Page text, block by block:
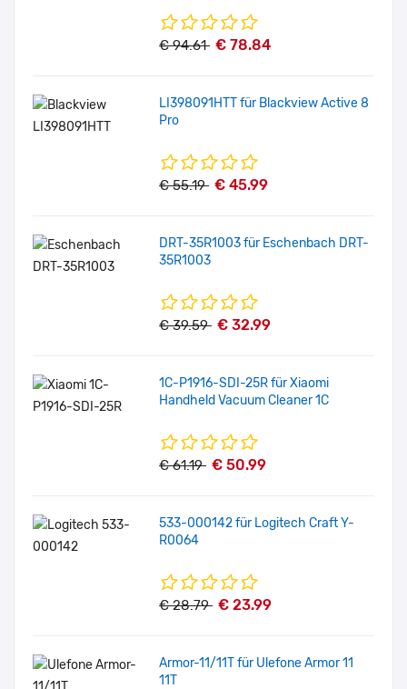
€ 94.61 € 78.84
LI398091HTT für Blackview Active 8
Pro
€ 55.19 € 45.99
DRT-35R1003 für Eschenbach DRT-
35R1003
€ 39.59 € 32.99
1C-P1916-SDI-25R für Xiaomi
Handheld Vacuum Cleaner 1C
€ 61.19 € 50.99
533-000142 für Logitech Craft Y-
R0064
€ 28.79 € 23.99
Armor-11/11T für Ulefone Armor 11
11T